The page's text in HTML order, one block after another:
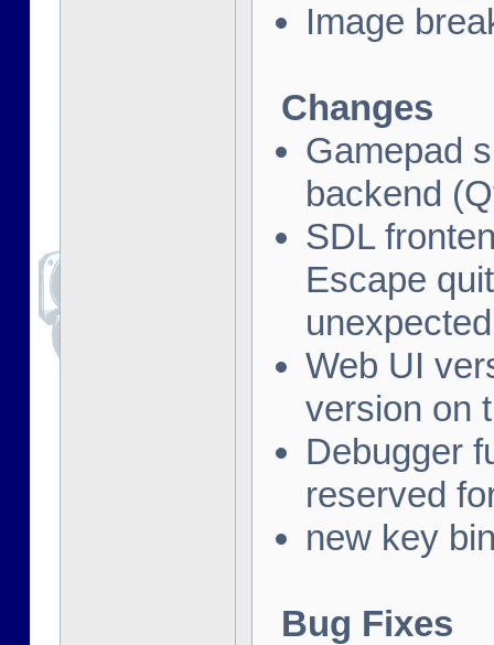
Image
Changes
Gamepad
backend
SDL
Escape
Web UI
version on
Debugger
reserved
new key
Bug Fixes